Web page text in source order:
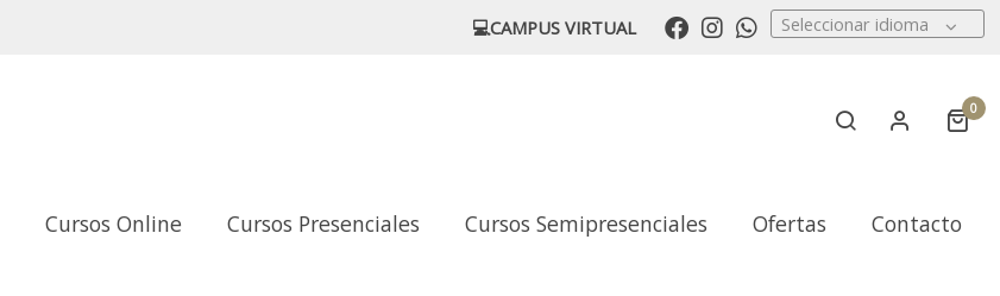
💻CAMPUS VIRTUAL Seleccionar idioma
0
Cursos Online Cursos Presenciales Cursos Semipresenciales Ofertas Contacto